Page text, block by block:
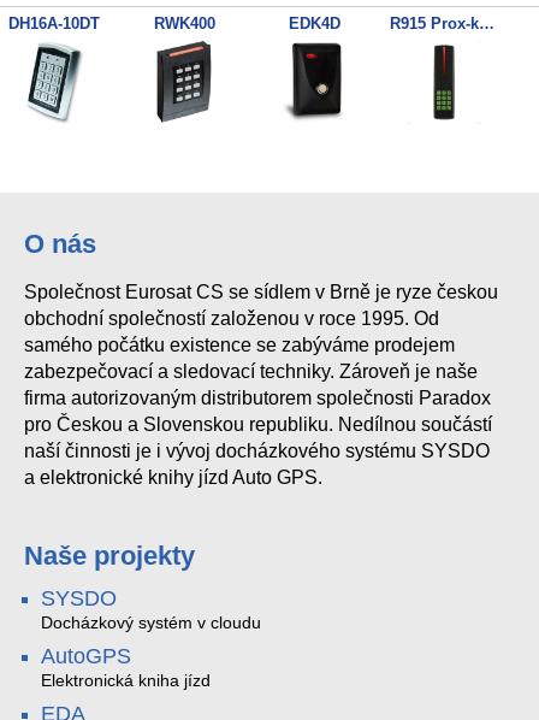
DH16A-10DT RWK400 EDK4D R915 Prox-key reader 4wir
SE RK40 EDK4B ctecka karet Emmarin
O nás
Společnost Eurosat CS se sídlem v Brně je ryze českou
obchodní společností založenou v roce 1995. Od
samého počátku existence se zabýváme prodejem
zabezpečovací a sledovací techniky. Zároveň je naše
firma autorizovaným distributorem společnosti Paradox
pro Českou a Slovenskou republiku. Nedílnou součástí
naší činnosti je i vývoj docházkového systému SYSDO
a elektronické knihy jízd Auto GPS.
Naše projekty
SYSDO
Docházkový systém v cloudu
AutoGPS
Elektronická kniha jízd
EDA